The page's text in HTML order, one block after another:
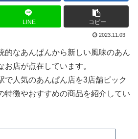
LINE コピー
2023.11.03
的なあんぱんから新しい風味のあん
お店が点在しています。
で人気のあんぱん店を3店舗ピック
特徴やおすすめの商品を紹介してい